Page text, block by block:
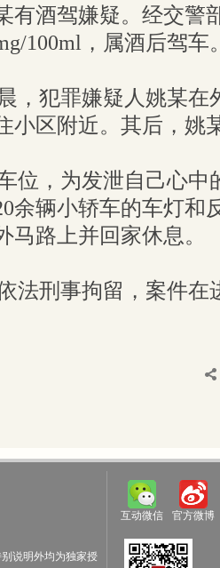
有酒驾嫌疑。经交警
100ml，属酒后驾车
，犯罪嫌疑人姚某在
小区附近。其后，姚
位，为发泄自己心中
余辆小轿车的车灯和
马路上并回家休息。
法刑事拘留，案件在
说明外均为独家授
互动微信 官方微博